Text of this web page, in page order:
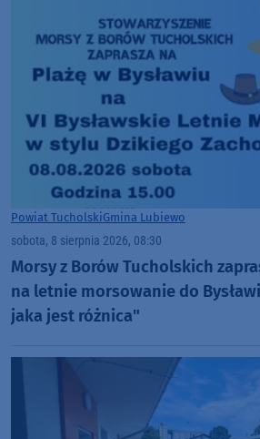
Powiat TucholskiGmina Lubiewo
sobota, 8 sierpnia 2026, 08:30
Morsy z Borów Tucholskich
na letnie morsowanie do
jaka jest różnica"